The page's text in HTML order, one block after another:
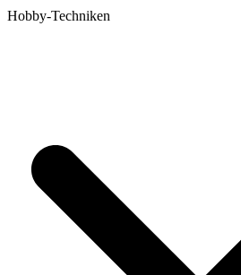
Hobby-Techniken